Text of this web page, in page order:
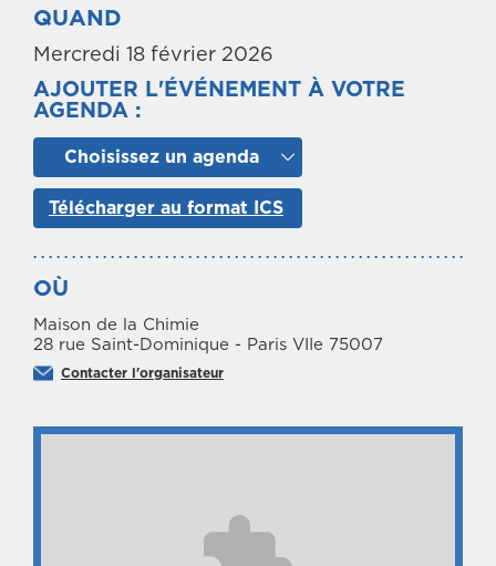
QUAND
Mercredi 18 février 2026
AJOUTER L'ÉVÉNEMENT À VOTRE
AGENDA :
Choisissez un agenda
Télécharger au format ICS
OÙ
Maison de la Chimie
28 rue Saint-Dominique - Paris VIIe 75007
Contacter l'organisateur